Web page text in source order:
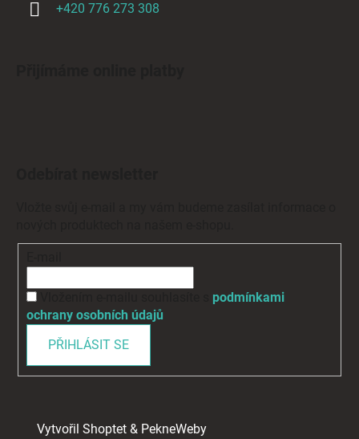
+420 776 273 308
podmínkami
ochrany osobních údajů
PŘIHLÁSIT SE
Vytvořil Shoptet & PekneWeby